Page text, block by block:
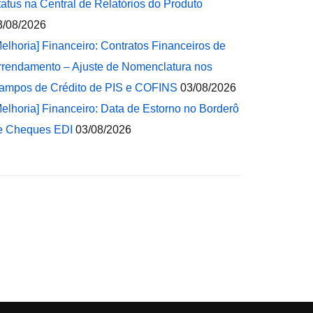
na Central de Relatórios do Produto
08/2026
Financeiro: Contratos Financeiros de
– Ajuste de Nomenclatura nos
de Crédito de PIS e COFINS 03/08/2026
Financeiro: Data de Estorno no Borderô
Cheques EDI 03/08/2026